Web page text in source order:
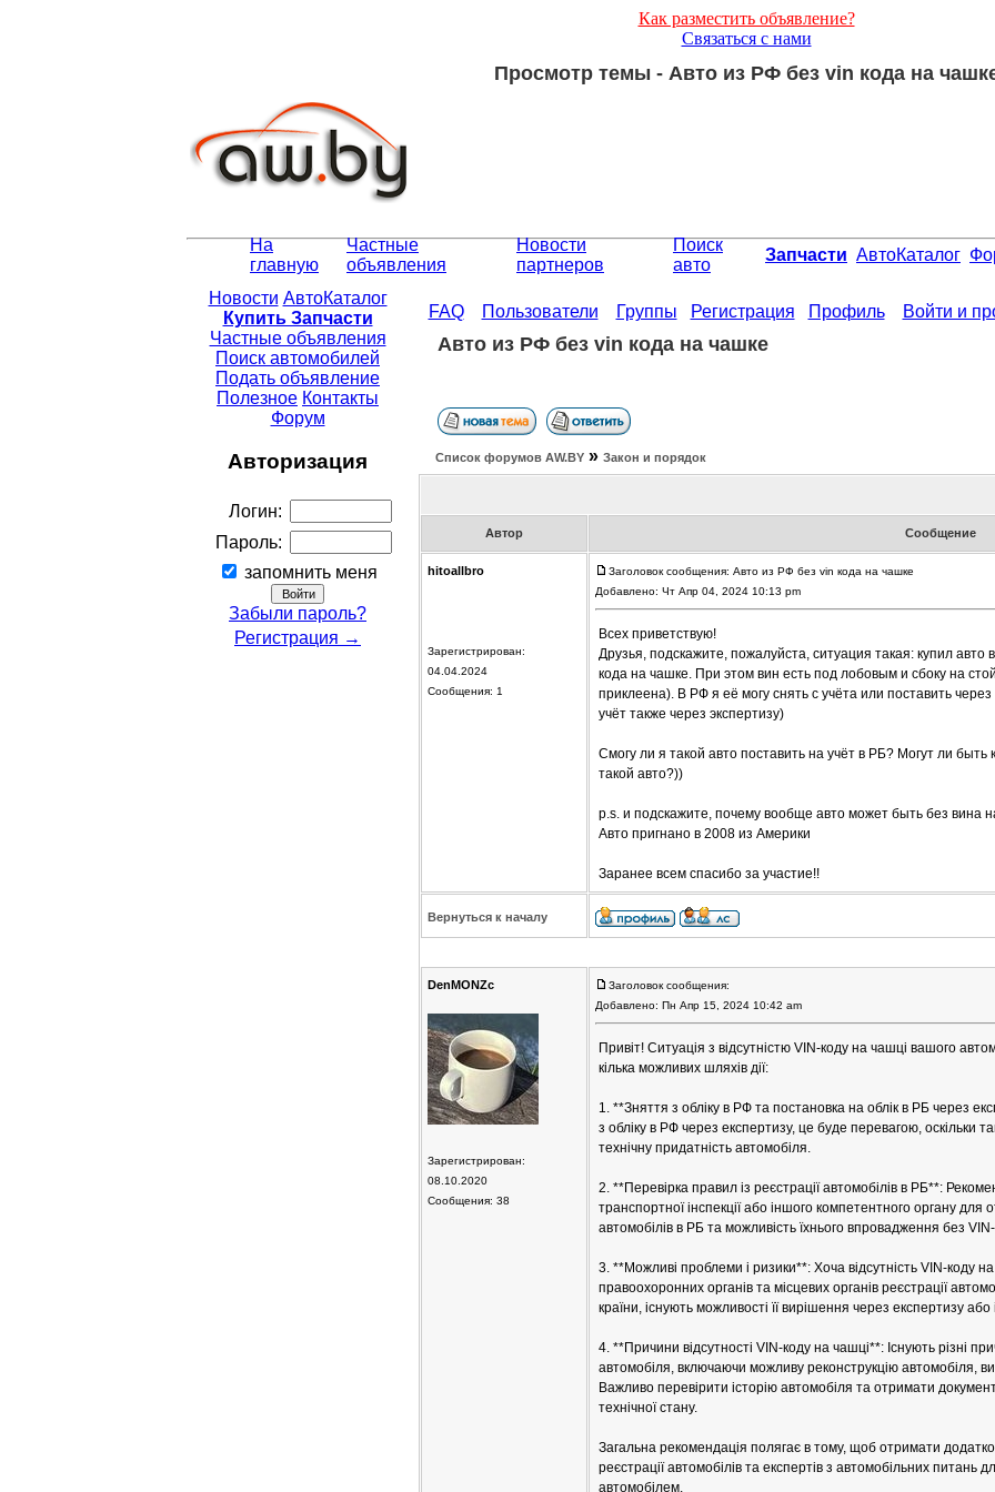
Как разместить объявление?
Связаться с нами
Просмотр темы - Авто из РФ без vin кода на
На
главную
Частные
объявления
Новости
партнеров
Поиск
авто
Запчасти АвтоКаталог
Новости АвтоКаталог
Купить Запчасти
Частные объявления
Поиск автомобилей
Подать объявление
Полезное Контакты
Форум
Авторизация
Логин:
Пароль:
запомнить меня
Забыли пароль?
Регистрация →
FAQ Пользователи Группы Регистрация Профиль Войти и
Авто из РФ без vin кода на чашке
Список форумов АW.BY» Закон и порядок
Автор Сообщение
hitoallbro
Зарегистрирован:
04.04.2024
Сообщения: 1
Заголовок сообщения: Авто из РФ без vin кода на чашке
Добавлено: Чт Апр 04, 2024 10:13 pm
Всех приветствую!
Друзья, подскажите, пожалуйста, ситуация такая: купил
кода на чашке. При этом вин есть под лобовым и сбоку на
приклеена). В РФ я её могу снять с учёта или поставить
учёт также через экспертизу)
Смогу ли я такой авто поставить на учёт в РБ? Могут ли
такой авто?))
p.s. и подскажите, почему вообще авто может быть без вина
Авто пригнано в 2008 из Америки
Заранее всем спасибо за участие!!
Вернуться к началу
DenMONZc
Зарегистрирован:
08.10.2020
Сообщения: 38
Заголовок сообщения:
Добавлено: Пн Апр 15, 2024 10:42 am
Привіт! Ситуація з відсутністю VIN-коду на чашці вашого
кілька можливих шляхів дії:
1. **Зняття з обліку в РФ та постановка на облік в РБ через
з обліку в РФ через експертизу, це буде перевагою, оскільки
технічну придатність автомобіля.
2. **Перевірка правил із реєстрації автомобілів в РБ**:
транспортної інспекції або іншого компетентного органу
автомобілів в РБ та можливість їхнього впровадження без
3. **Можливі проблеми і ризики**: Хоча відсутність VIN-коду
правоохоронних органів та місцевих органів реєстрації
країни, існують можливості її вирішення через експертизу
4. **Причини відсутності VIN-коду на чашці**: Існують різні
автомобіля, включаючи можливу реконструкцію автомобіля,
Важливо перевірити історію автомобіля та отримати
технічної стану.
Загальна рекомендація полягає в тому, щоб отримати
реєстрації автомобілів та експертів з автомобільних питань
автомобілем.